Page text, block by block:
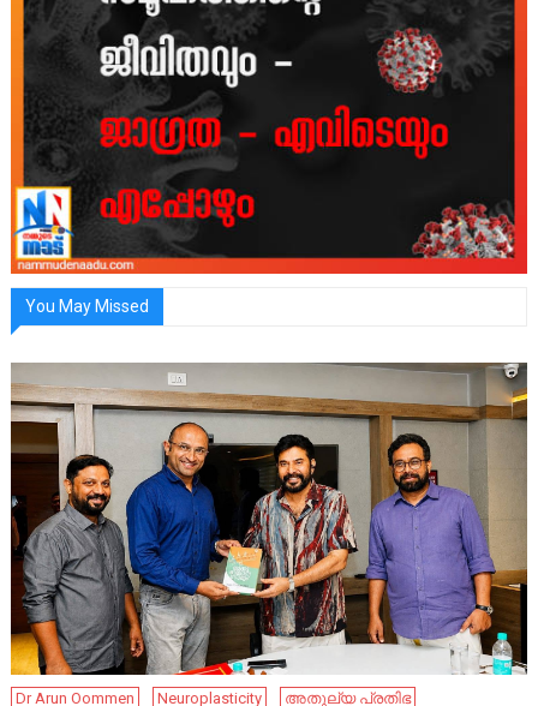
You May Missed
Dr Arun Oommen Neuroplasticity
അതുല്യ പ്രതിഭ